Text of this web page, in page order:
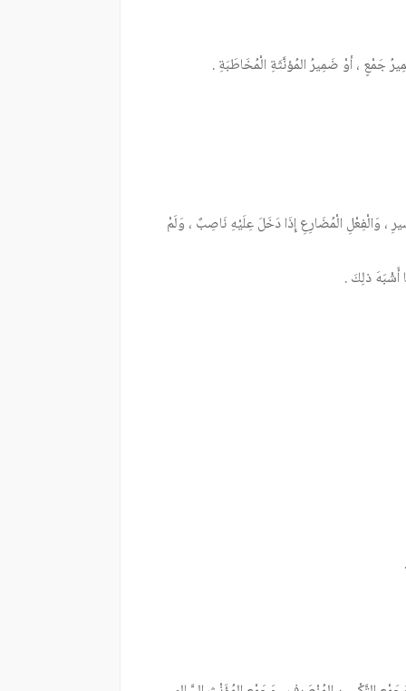
جَمْعٍ ، أوْ ضَمِيرُ المُؤنَّثَةِ الْمُخَاطَبَةِ .
، وَالْفِعْلِ الْمُضَارِعِ إِذَا دَخَلَ عِلَيْهِ نَاصِبٌ ، وَلَمْ
أَشْبَهَ ذلِكَ .